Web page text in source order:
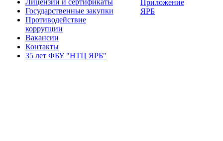
Лицензии и сертификаты
Государственные закупки
Противодействие
коррупции
Вакансии
Контакты
35 лет ФБУ "НТЦ ЯРБ"
Приложение
ЯРБ